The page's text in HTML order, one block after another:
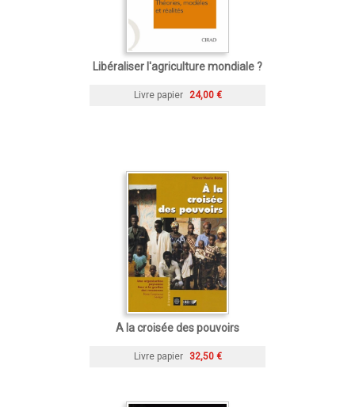
Libéraliser l'agriculture mondiale ?
Livre papier 24,00 €
A la croisée des pouvoirs
Livre papier 32,50 €